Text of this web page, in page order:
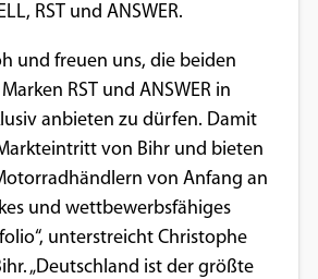
RST und ANSWER.
und freuen uns, die beiden
RST und ANSWER in
anbieten zu dürfen. Damit
von Bihr und bieten
von Anfang an
und wettbewerbsfähiges
unterstreicht Christophe
„Deutschland ist der größte